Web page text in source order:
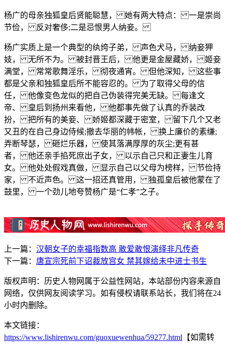
杨广的母亲独狐皇后贤能聪慧， 她有两大特点： 一是崇尚
节俭， 反对奢侈;二是忌恨男人纳妾。
杨广实质上是一个典型的纨绔子弟， 声色犬马， 纳妾狎
妓， 无所不为。 被封晋王后， 他更是金屋藏娇， 姬妾
满堂， 常常歌舞淫乐， 彻夜通宵。 但他深知， 这些事
都是父亲和独狐皇后所不能容忍的。 为了取得父母的信
任， 他像变色龙似的把自己伪装得完美无缺。 每逢文
帝、 皇后到扬州来看他， 他都事先做了认真的乔装改
扮， 把所有的美妾、 娇姬都深藏于密室， 留下几个又老
又丑的在自己身边侍候;撤去华丽的帏帐， 换上廉价的素缣;
弄断琴瑟， 砸烂乐器， 使其落满厚厚的灰尘;更有甚
者， 他还亲手掐死庶出子女， 以示自己只和正妻生儿育
女。 他处处假戏真做， 显示自己以父母为榜样， 节俭持
家， 不近声色。 这一招还真管用， 独孤皇后被他蒙在了
鼓里， 一个劲儿地夸赞杨广是“仁孝”之子。
上一篇： 汉朝女子的幸福指数高 敢爱敢恨演绎非凡传奇
下一篇： 唐宣宗死前下诏裁放宫女 禁其嫁给未中进士书生
版权声明：历史人物网属于公益性网站，本站部份内容来源自
网络，仅供网友阅读学习。如有侵权请联系站长，我们将在24
小时内删除。
本文链接：
https://www.lishirenwu.com/guoxuewenhua/59277.html 【如需转